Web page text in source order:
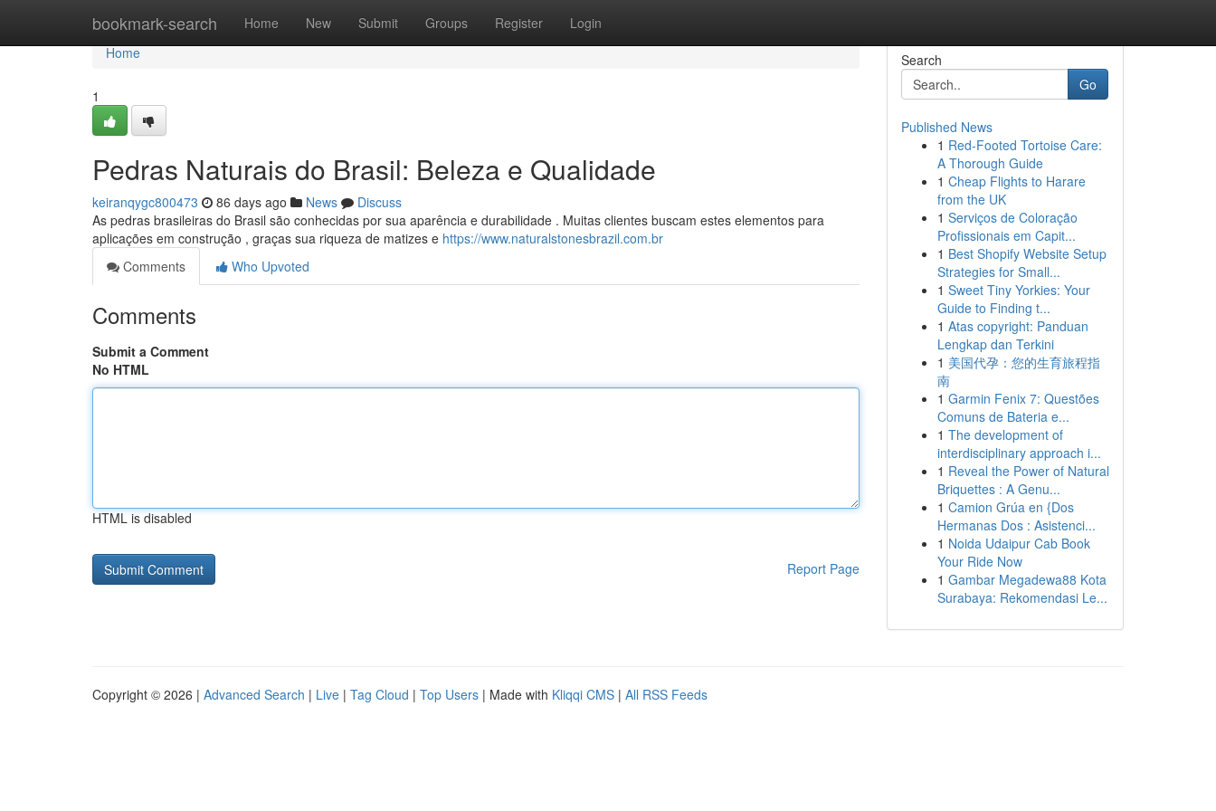
bookmark-search Home New Submit Groups Register Login
Home
Home
1
Pedras Naturais do Brasil: Beleza e Qualidade
keiranqygc800473 86 days ago News
Discuss
As pedras brasileiras do Brasil são conhecidas por sua aparência e durabilidade . Muitas clientes buscam estes elementos para
aplicações em construção , graças sua riqueza de matizes e https://www.naturalstonesbrazil.com.br
Comments
Who Upvoted
Comments
Submit a Comment
No HTML
HTML is disabled
Report Page
Search
Go
Published News
1 Red-Footed Tortoise Care:
A Thorough Guide
1 Cheap Flights to Harare
from the UK
1 Serviços de Coloração
Profissionais em Capit...
1 Best Shopify Website Setup
Strategies for Small...
1 Sweet Tiny Yorkies: Your
Guide to Finding t...
1 Atas copyright: Panduan
Lengkap dan Terkini
1 美国代孕：您的生育旅程指
南
1 Garmin Fenix 7: Questões
Comuns de Bateria e...
1 The development of
interdisciplinary approach i...
1 Reveal the Power of Natural
Briquettes : A Genu...
1 Camion Grúa en {Dos
Hermanas Dos : Asistenci...
1 Noida Udaipur Cab Book
Your Ride Now
1 Gambar Megadewa88 Kota
Surabaya: Rekomendasi Le...
Copyright © 2026 | Advanced Search | Live | Tag Cloud | Top Users | Made with Kliqqi CMS | All RSS Feeds